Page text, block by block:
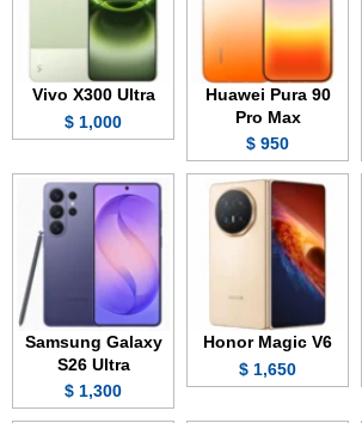
Huawei Pura 90
Pro Max
950 $
Vivo X300 Ultra
1,000 $
Honor Magic V6
1,650 $
Samsung Galaxy
S26 Ultra
1,300 $